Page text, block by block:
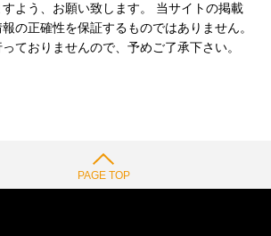
よう、お願い致します。 当サイトの掲載
の正確性を保証するものではありません。
ておりませんので、予めご了承下さい。
PAGE TOP